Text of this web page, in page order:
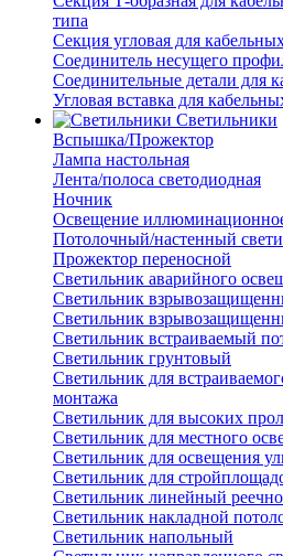
типа
Секция угловая для
Соединитель несущего
Соединительные детали для
Угловая вставка для
Светильники
Вспышка/Прожектор
Лампа настольная
Лента/полоса светодиодная
Ночник
Освещение
Потолочный/настенный
Прожектор переносной
Светильник аварийного
Светильник
Светильник
Светильник встраиваемый
Светильник грунтовый
Светильник для
монтажа
Светильник для высоких
Светильник для местного
Светильник для освещения
Светильник для
Светильник линейный
Светильник накладной
Светильник напольный